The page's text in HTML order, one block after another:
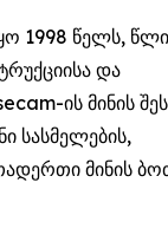
1998 წელს,
და
ის მინის
სასმელების,
მინის